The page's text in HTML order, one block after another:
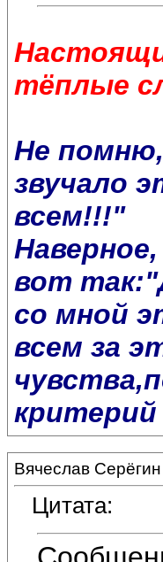
тёплые
Не
звучало
всем!!!"
вот
со мной
всем за
Вячеслав Серёгин
Цитата: